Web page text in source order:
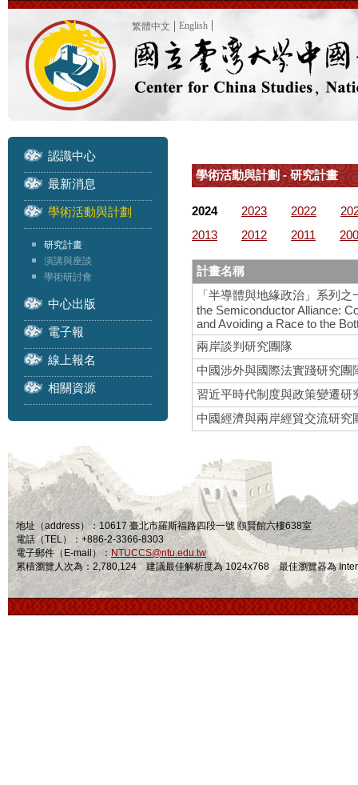
繁體中文 English
認識中心
最新消息
學術活動與計劃
研究計畫
演講與座談
學術研討會
中心出版
電子報
線上報名
相關資源
學術活動與計劃 - 研究計畫
2024 2023 2022
2013
2012 2011
計畫名稱
「半導體與地緣政治」系列
the Semiconductor Alliance:
and Avoiding a Race to the
兩岸談判研究團隊
中國涉外與國際法實踐研究團
習近平時代制度與政策變遷研
中國經濟與兩岸經貿交流研究
地址（address）：10617 臺北市羅斯福路四段一號 頤賢館六樓638室
電話（TEL）：+886-2-3366-8303
電子郵件（E-mail）： NTUCCS@ntu.edu.tw
累積瀏覽人次為：2,780,124 建議最佳解析度為 1024x768 最佳瀏覽器為